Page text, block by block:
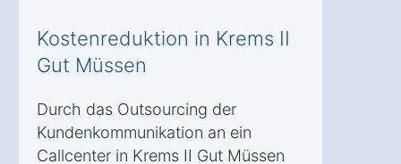
Kostenreduktion in Krems II
Gut Müssen
Durch das Outsourcing der
Kundenkommunikation an ein
Callcenter in Krems II Gut Müssen